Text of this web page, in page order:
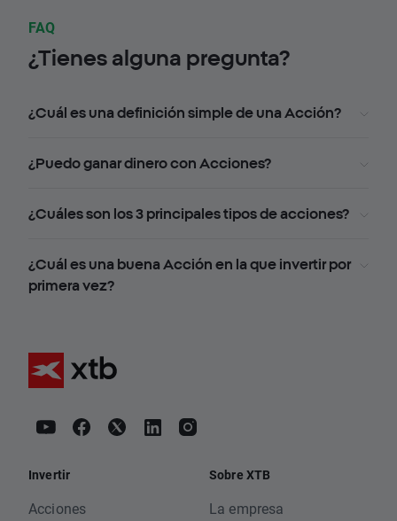
FAQ
¿Tienes alguna pregunta?
¿Cuál es una definición simple de una Acción?
¿Puedo ganar dinero con Acciones?
¿Cuáles son los 3 principales tipos de acciones?
¿Cuál es una buena Acción en la que invertir por
primera vez?
Invertir
Acciones
Sobre XTB
La empresa